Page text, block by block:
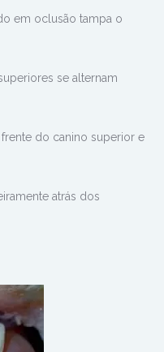
em oclusão tampa o
se alternam
do canino superior e
atrás dos